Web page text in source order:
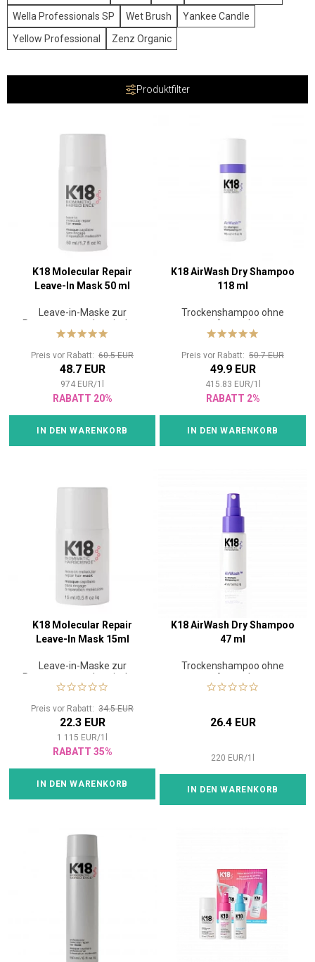
Wella Professionals SP
Wet Brush
Yankee Candle
Yellow Professional
Zenz Organic
Produktfilter
K18 Molecular Repair
Leave-In Mask 50 ml
Leave-in-Maske zur
Reparatur von chemischen
oder thermischen Schäden
Preis vor Rabatt: 60.5 EUR
48.7 EUR
974 EUR/1
RABATT 20%
IN DEN WARENKORB
K18 AirWash Dry Shampoo
118 ml
Trockenshampoo ohne
Aerosol
Preis vor Rabatt: 50.7 EUR
49.9 EUR
415.83 EUR/1
RABATT 2%
IN DEN WARENKORB
K18 Molecular Repair
Leave-In Mask 15ml
Leave-in-Maske zur
Reparatur von chemischen
oder thermischen Schäden
Preis vor Rabatt: 34.5 EUR
22.3 EUR
1 115 EUR/1
RABATT 35%
IN DEN WARENKORB
K18 AirWash Dry Shampoo
47 ml
Trockenshampoo ohne
Aerosol
26.4 EUR
220 EUR/1
IN DEN WARENKORB